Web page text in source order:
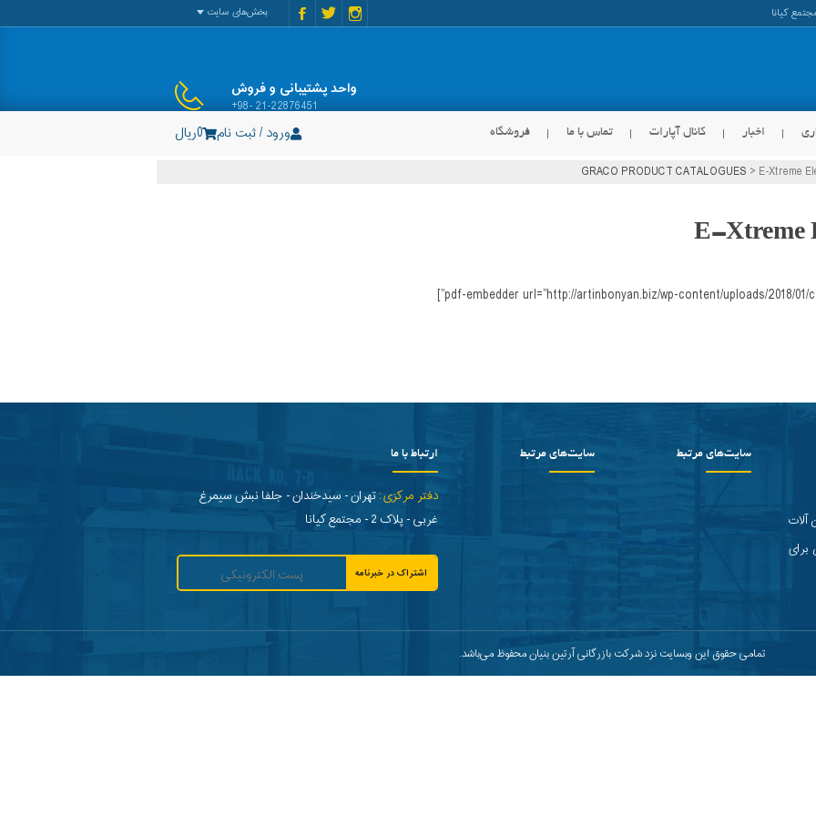
بخش‌های سایت
واحد پشتیبانی و فروش
+98- 21-22876451
اخبار کانال آپارات تماس با ما فروشگاه ورود / ثبت نام 0ریال
GRACO PRODUCT CATALOGUES > E-Xtreme
E-Xtreme
آلات
برای
سایت‌های مرتبط سایت‌های مرتبط ارتباط با ما
دفتر مرکزی:تهران - سیدخندان - جلفا نبش سیمرغ
غربی - پلاک 2 - مجتمع کیانا
اشتراک در خبرنامه
تمامی حقوق این وبسایت نزد شرکت بازرگانی آرتین بنیان محفوظ می‌باشد.